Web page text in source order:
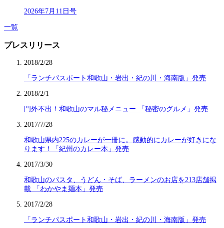
2026年7月11日号
一覧
プレスリリース
2018/2/28
「ランチパスポート和歌山・岩出・紀の川・海南版」発売
2018/2/1
門外不出！和歌山のマル秘メニュー 「秘密のグルメ」発売
2017/7/28
和歌山県内225のカレーが一冊に。感動的にカレーが好きにな
ります！「紀州のカレー本」発売
2017/3/30
和歌山のパスタ、うどん・そば、ラーメンのお店を213店舗掲
載 「わかやま麺本」発売
2017/2/28
「ランチパスポート和歌山・岩出・紀の川・海南版」発売